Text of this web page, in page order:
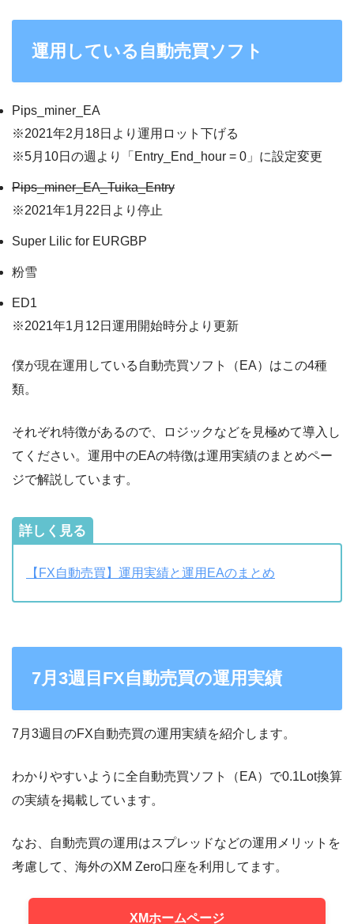
運用している自動売買ソフト
Pips_miner_EA
※2021年2月18日より運用ロット下げる
※5月10日の週より「Entry_End_hour = 0」に設定変更
Pips_miner_EA_Tuika_Entry
※2021年1月22日より停止
Super Lilic for EURGBP
粉雪
ED1
※2021年1月12日運用開始時分より更新
僕が現在運用している自動売買ソフト（EA）はこの4種
類。
それぞれ特徴があるので、ロジックなどを見極めて導入し
てください。運用中のEAの特徴は運用実績のまとめペー
ジで解説しています。
詳しく見る
【FX自動売買】運用実績と運用EAのまとめ
7月3週目FX自動売買の運用実績
7月3週目のFX自動売買の運用実績を紹介します。
わかりやすいように全自動売買ソフト（EA）で0.1Lot換算
の実績を掲載しています。
なお、自動売買の運用はスプレッドなどの運用メリットを
考慮して、海外のXM Zero口座を利用してます。
XMホームページ